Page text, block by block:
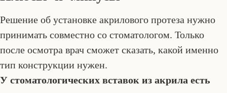
Решение об установке акрилового протеза нужно
принимать совместно со стоматологом. Только
после осмотра врач сможет сказать, какой именно
тип конструкции нужен.
У стоматологических вставок из акрила есть